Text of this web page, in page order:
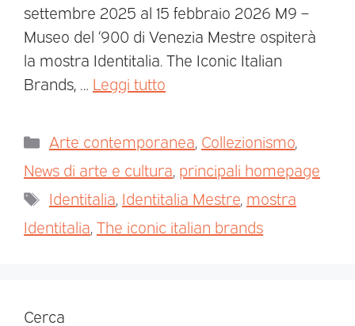
settembre 2025 al 15 febbraio 2026 M9 –
Museo del ‘900 di Venezia Mestre ospiterà
la mostra Identitalia. The Iconic Italian
Brands, … Leggi tutto
Arte contemporanea Collezionismo
News di arte e cultura principali homepage
Identitalia Identitalia Mestre mostra
Identitalia The iconic italian brands
Cerca